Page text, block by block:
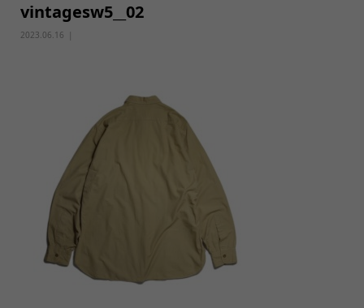
vintagesw5__02
2023.06.16